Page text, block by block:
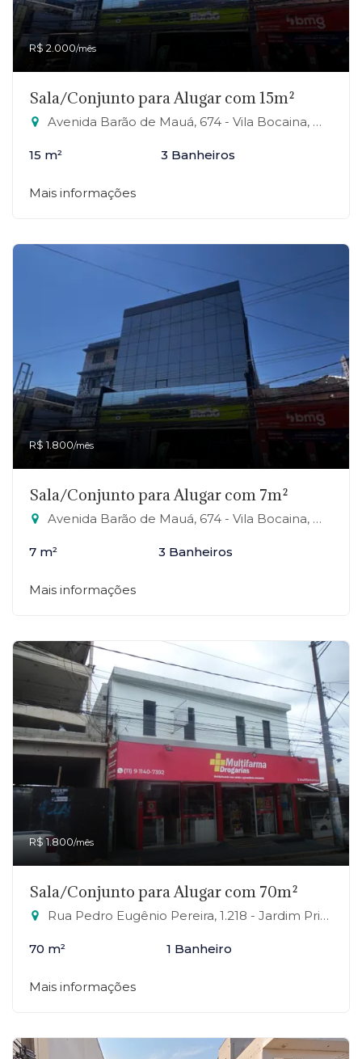
R$ 2.000/mês
Sala/Conjunto para Alugar com 15m²
Avenida Barão de Mauá, 674 - Vila Bocaina, Mauá-SP
15 m² 3 Banheiros
Mais informações
R$ 1.800/mês
Sala/Conjunto para Alugar com 7m²
Avenida Barão de Mauá, 674 - Vila Bocaina, Mauá-SP
7 m² 3 Banheiros
Mais informações
R$ 1.800/mês
Sala/Conjunto para Alugar com 70m²
Rua Pedro Eugênio Pereira, 1.218 - Jardim Primavera, Mauá-SP
70 m² 1 Banheiro
Mais informações